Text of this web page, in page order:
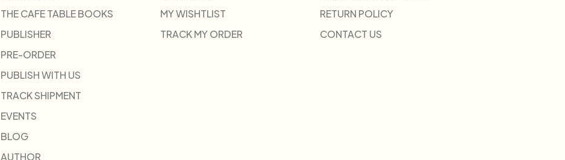
THE CAFE TABLE BOOKS
PUBLISHER
PRE-ORDER
PUBLISH WITH US
TRACK SHIPMENT
EVENTS
BLOG
AUTHOR
MY WISHTLIST
TRACK MY ORDER
RETURN POLICY
CONTACT US